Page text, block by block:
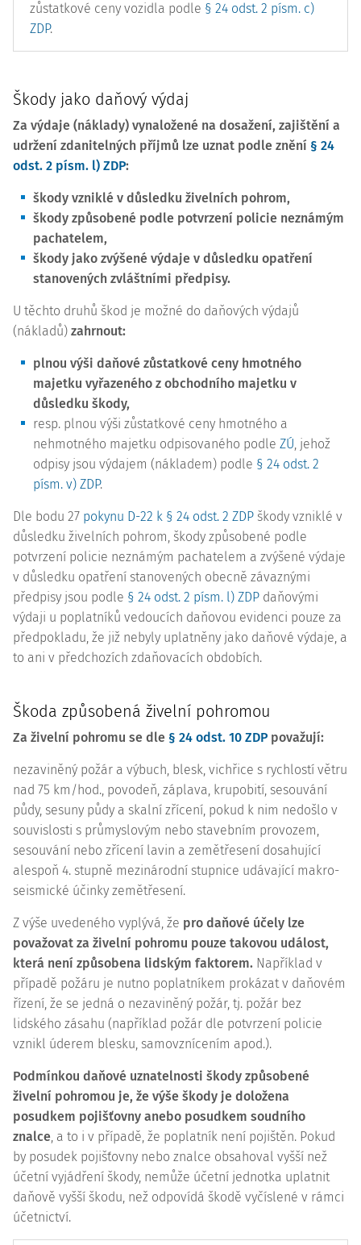
zůstatkové ceny vozidla podle § 24 odst. 2 písm. c)
ZDP.
Škody jako daňový výdaj
Za výdaje (náklady) vynaložené na dosažení, zajištění a
udržení zdanitelných příjmů lze uznat podle znění § 24
odst. 2 písm. l) ZDP:
škody vzniklé v důsledku živelních pohrom,
škody způsobené podle potvrzení policie neznámým
pachatelem,
škody jako zvýšené výdaje v důsledku opatření
stanovených zvláštními předpisy.
U těchto druhů škod je možné do daňových výdajů
(nákladů) zahrnout:
plnou výši daňové zůstatkové ceny hmotného
majetku vyřazeného z obchodního majetku v
důsledku škody,
resp. plnou výši zůstatkové ceny hmotného a
nehmotného majetku odpisovaného podle ZÚ, jehož
odpisy jsou výdajem (nákladem) podle § 24 odst. 2
písm. v) ZDP.
Dle bodu 27 pokynu D-22 k § 24 odst. 2 ZDP škody vzniklé v
důsledku živelních pohrom, škody způsobené podle
potvrzení policie neznámým pachatelem a zvýšené výdaje
v důsledku opatření stanovených obecně závaznými
předpisy jsou podle § 24 odst. 2 písm. l) ZDP daňovými
výdaji u poplatníků vedoucích daňovou evidenci pouze za
předpokladu, že již nebyly uplatněny jako daňové výdaje, a
to ani v předchozích zdaňovacích obdobích.
Škoda způsobená živelní pohromou
Za živelní pohromu se dle § 24 odst. 10 ZDP považují:
nezaviněný požár a výbuch, blesk, vichřice s rychlostí větru
nad 75 km/hod., povodeň, záplava, krupobití, sesouvání
půdy, sesuny půdy a skalní zřícení, pokud k nim nedošlo v
souvislosti s průmyslovým nebo stavebním provozem,
sesouvání nebo zřícení lavin a zemětřesení dosahující
alespoň 4. stupně mezinárodní stupnice udávající makro-
seismické účinky zemětřesení.
Z výše uvedeného vyplývá, že pro daňové účely lze
považovat za živelní pohromu pouze takovou událost,
která není způsobena lidským faktorem. Například v
případě požáru je nutno poplatníkem prokázat v daňovém
řízení, že se jedná o nezaviněný požár, tj. požár bez
lidského zásahu (například požár dle potvrzení policie
vznikl úderem blesku, samovznícením apod.).
Podmínkou daňové uznatelnosti škody způsobené
živelní pohromou je, že výše škody je doložena
posudkem pojišťovny anebo posudkem soudního
znalce, a to i v případě, že poplatník není pojištěn. Pokud
by posudek pojišťovny nebo znalce obsahoval vyšší než
účetní vyjádření škody, nemůže účetní jednotka uplatnit
daňově vyšší škodu, než odpovídá škodě vyčíslené v rámci
účetnictví.